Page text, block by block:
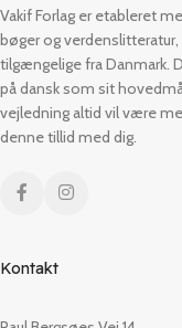
Vakif Forlag er etableret
bøger og
tilgængelige fra Danmark.
på dansk som sit
vejledning altid vil være
denne tillid med dig.
Kontakt